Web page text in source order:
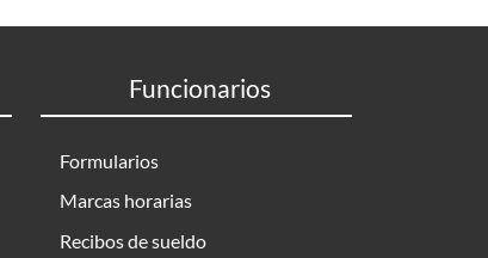
Funcionarios
Formularios
Marcas horarias
Recibos de sueldo